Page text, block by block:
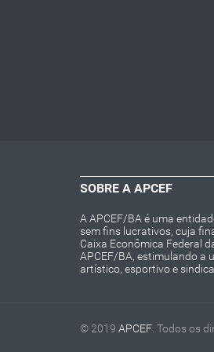
SOBRE A APCEF
A APCEF/BA é uma
sem fins lucrativos, cuja
Caixa Econômica Federal
APCEF/BA, estimulando a
artístico, esportivo e
© 2019 APCEF . Todos os